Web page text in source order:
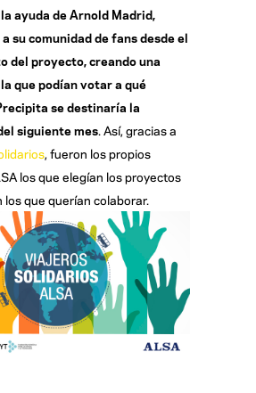
ayuda de Arnold Madrid,
su comunidad de fans desde el
del proyecto, creando una
que podían votar a qué
se destinaría la
siguiente mes . Así, gracias a
, fueron los propios
los que elegían los proyectos
que querían colaborar.